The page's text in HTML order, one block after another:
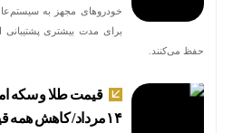
خودروهای مجهز به
برای مدت بیشتری پشتیبانی
حفظ می‌کنند.
قیمت طلا و سکه
۱۴مرداد/ کاهش همه